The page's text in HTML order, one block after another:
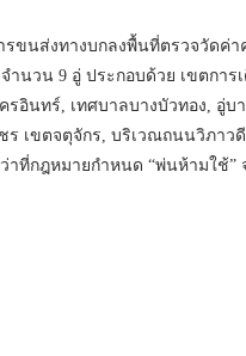
ขนส่งทางบกลงพื้นที่ตรวจวัดค่
วน 9 อู่ ประกอบด้วย เขตการ
อินทร์, เทศบาลบางบัวทอง, อู่บ
เขตจตุจักร, บริเวณถนนวิภาว
าที่กฎหมายกำหนด “พ่นห้ามใช้”